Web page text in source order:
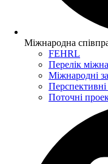
Міжнародна
FEHRL
Перелік
Міжнародні
Поточні